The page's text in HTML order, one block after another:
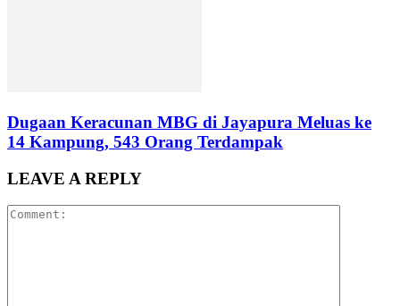
Dugaan Keracunan MBG di Jayapura Meluas ke
14 Kampung, 543 Orang Terdampak
LEAVE A REPLY